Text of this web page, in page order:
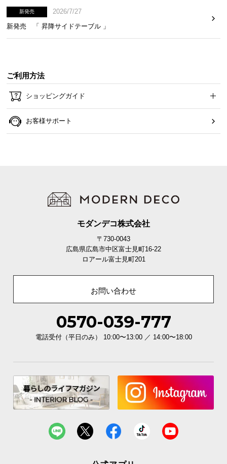
新発売
2026/7/27
新発売 「 昇降サイドテーブル 」
ご利用方法
ショッピングガイド
お客様サポート
モダンデコ株式会社
〒730-0043
広島県広島市中区富士見町16-22
ロアール富士見町201
お問い合わせ
0570-039-777
電話受付（平日のみ） 10:00〜13:00 ／ 14:00〜18:00